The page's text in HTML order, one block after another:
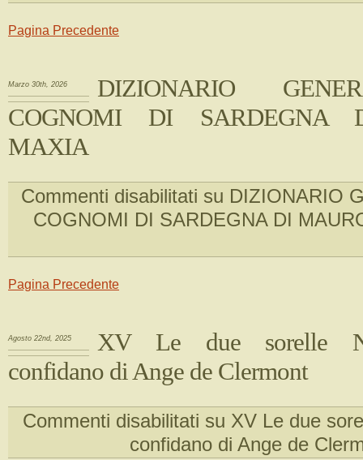
Pagina Precedente
Marzo 30th, 2026
DIZIONARIO
COGNOMI DI SARDEGNA
MAXIA
Commenti disabilitati su DIZIONARIO
COGNOMI DI SARDEGNA DI
Pagina Precedente
Agosto 22nd, 2025
XV Le due sorelle
confidano di Ange de Clermont
Commenti disabilitati su XV Le due
confidano di Ange de